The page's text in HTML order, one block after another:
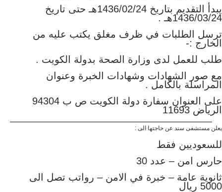
يبدأ التقديم بتاريخ 1436/02/24هـ حتى تاريخ
1436/03/24هـ .
ترسل الطلبات في ظرف مغلق يكتب عليه من
الخارج :-
طلب للعمل لدى وزارة الصحة بدولة الكويت .
مع صور الشهادات وشهادات الخبرة وعنوان
المراسلة بالكامل .
على العنوان سفارة دولة الكويت ص ب 94304
الرياض 11693
يعلن مستشفى سند عن حاجتها الى :
للسعوديين فقط
حارس امن – عدد 30
ثانوية عامة – خبرة في الامن – رواتب تصل الى
5000 ريال